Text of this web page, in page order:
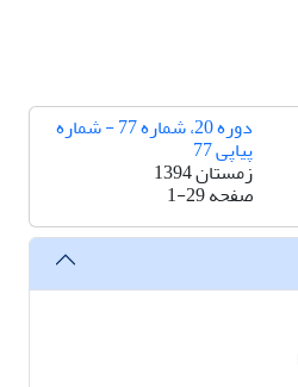
دوره 20، شماره 77 - شماره
پیاپی 77
زمستان 1394
صفحه1-29